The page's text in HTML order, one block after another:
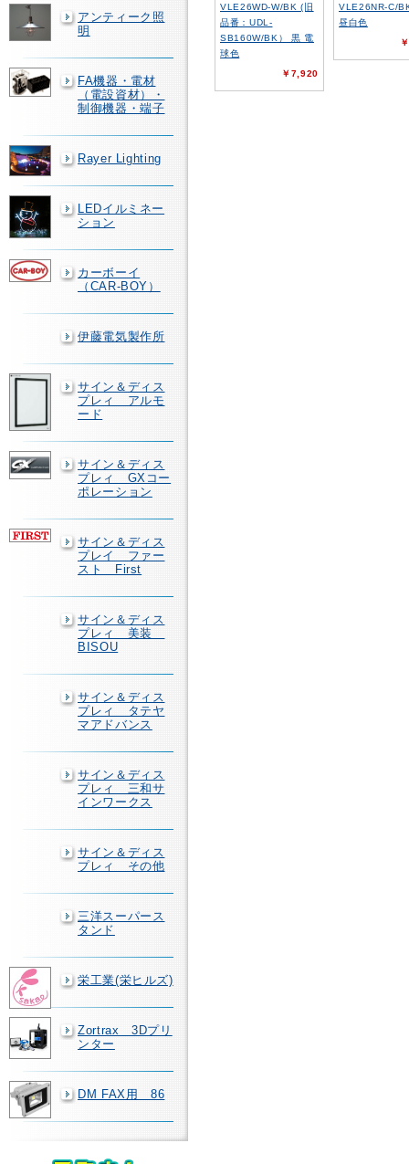
アンティーク照
明
FA機器・電材
（電設資材）・
制御機器・端子
Rayer Lighting
LEDイルミネー
ション
カーボーイ
（CAR-BOY）
伊藤電気製作所
サイン＆ディス
プレィ アルモ
ード
サイン＆ディス
プレィ GXコー
ポレーション
サイン＆ディス
プレイ ファー
スト First
サイン＆ディス
プレィ 美装
BISOU
サイン＆ディス
プレィ タテヤ
マアドバンス
サイン＆ディス
プレィ 三和サ
インワークス
サイン＆ディス
プレィ その他
三洋スーパース
タンド
栄工業(栄ヒルズ)
Zortrax 3Dプリ
ンター
DM FAX用 86
VLE26WD-W/BK (旧
品番：UDL-
SB160W/BK） 黒 電
球色
￥7,920
VLE26NR-C/
昼白色